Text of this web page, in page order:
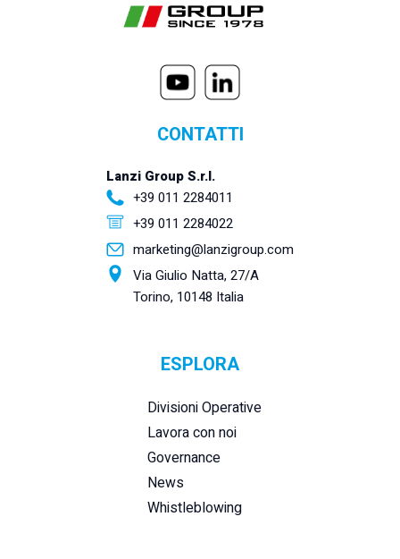
CONTATTI
Lanzi Group S.r.l.
+39 011 2284011
+39 011 2284022
marketing@lanzigroup.com
Via Giulio Natta, 27/A
Torino, 10148 Italia
ESPLORA
Divisioni Operative
Lavora con noi
Governance
News
Whistleblowing